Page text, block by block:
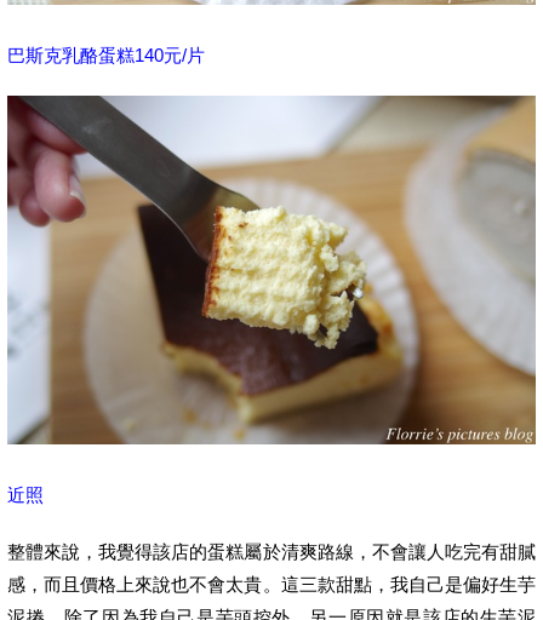
巴斯克乳酪蛋糕140元/片
近照
整體來說，我覺得該店的蛋糕屬於清爽路線，不會讓人吃完有甜膩
感，而且價格上來說也不會太貴。這三款甜點，我自己是偏好生芋